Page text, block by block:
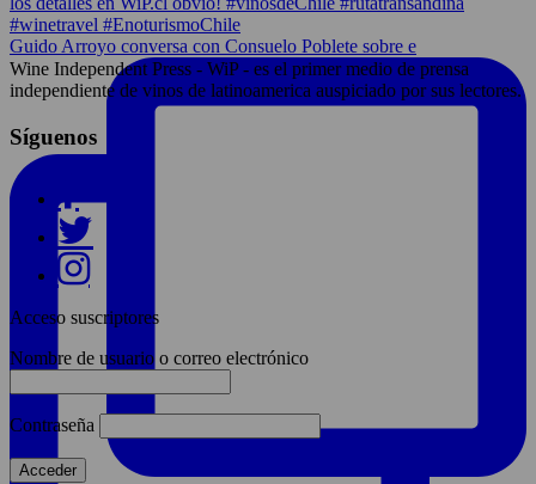
Guido Arroyo conversa con Consuelo Poblete sobre e
Wine Independent Press - WiP - es el primer medio de prensa
independiente de vinos de latinoamerica auspiciado por sus lectores.
Síguenos
Acceso suscriptores
Nombre de usuario o correo electrónico
Contraseña